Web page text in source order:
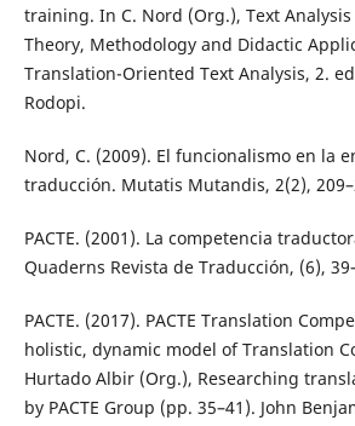
training. In C. Nord (Org.), Text
Theory, Methodology and Didactic
Translation-Oriented Text Analysis, 2.
Rodopi.
Nord, C. (2009). El funcionalismo en la
traducción. Mutatis Mutandis, 2(2),
PACTE. (2001). La competencia
Quaderns Revista de Traducción, (6),
PACTE. (2017). PACTE Translation
holistic, dynamic model of Translation
Hurtado Albir (Org.), Researching
by PACTE Group (pp. 35–41). John